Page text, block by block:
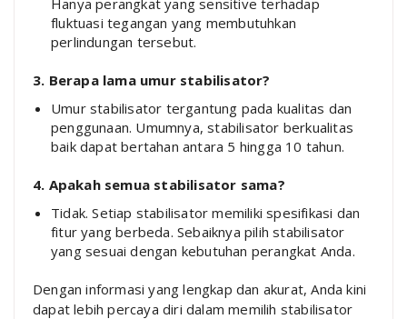
Hanya perangkat yang sensitive terhadap
fluktuasi tegangan yang membutuhkan
perlindungan tersebut.
3. Berapa lama umur stabilisator?
Umur stabilisator tergantung pada kualitas dan
penggunaan. Umumnya, stabilisator berkualitas
baik dapat bertahan antara 5 hingga 10 tahun.
4. Apakah semua stabilisator sama?
Tidak. Setiap stabilisator memiliki spesifikasi dan
fitur yang berbeda. Sebaiknya pilih stabilisator
yang sesuai dengan kebutuhan perangkat Anda.
Dengan informasi yang lengkap dan akurat, Anda kini
dapat lebih percaya diri dalam memilih stabilisator